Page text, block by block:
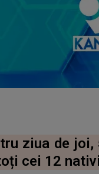
ziua de joi,
cei 12